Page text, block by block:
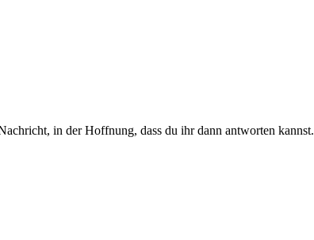
in der Hoffnung, dass du ihr dann antworten kannst.